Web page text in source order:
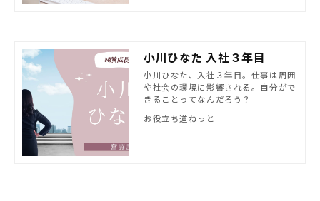
小川ひなた 入社３年目
小川ひなた、入社３年目。仕事は周囲
や社会の環境に影響される。自分がで
きることってなんだろう？
お役立ち道ねっと